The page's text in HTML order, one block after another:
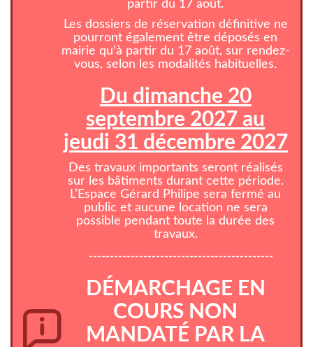
partir du 17 août.
Les dossiers de réservation définitive ne
pourront également être déposés en
mairie qu'à partir du 17 août, sur rendez-
vous, selon les modalités habituelles.
Du dimanche 20
septembre 2027 au
jeudi 31 décembre 2027
Des travaux importants seront réalisés
sur les bâtiments durant cette période.
L’Espace Gérard Philipe sera fermé au
public et aucune location ne sera
possible pendant toute la durée des
travaux.
--------------------------------------------
DÉMARCHAGE EN
COURS NON
MANDATÉ PAR LA